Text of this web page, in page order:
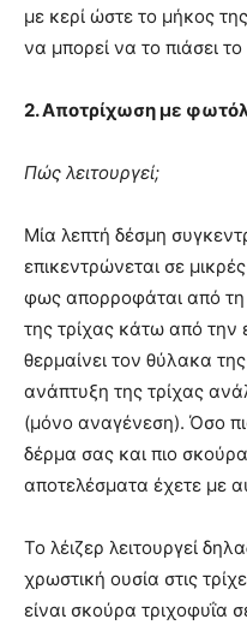
με κερί ώστε το μήκος
να μπορεί να το πιάσει το
2. Αποτρίχωση με
Πώς λειτουργεί;
Μία λεπτή δέσμη
επικεντρώνεται σε
φως απορροφάται από
της τρίχας κάτω από την
θερμαίνει τον θύλακα
ανάπτυξη της τρίχας
(μόνο αναγένεση). Όσο
δέρμα σας και πιο
αποτελέσματα έχετε με
Το λέιζερ λειτουργεί
χρωστική ουσία στις
είναι σκούρα τριχοφυΐα